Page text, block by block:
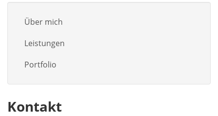
Über mich
Leistungen
Portfolio
Kontakt